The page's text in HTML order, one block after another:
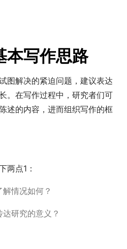
本写作思路
图解决的紧迫问题，建议表达
。在写作过程中，研究者们可
的内容，进而组织写作的框
两点1 ：
情况如何？
研究的意义？